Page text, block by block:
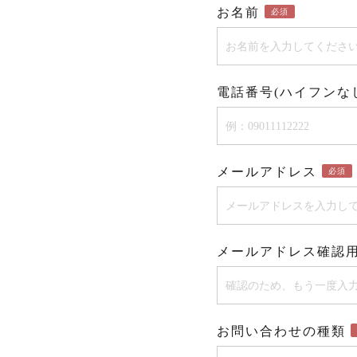
お名前 必須
電話番号(ハイフン
メールアドレス 必須
メールアドレス確認
お問い合わせの種類